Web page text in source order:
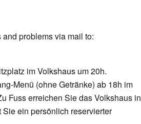
problems via mail to:
im Volkshaus um 20h.
Menü (ohne Getränke) ab 18h im
Fuss erreichen Sie das Volkshaus in
Sie ein persönlich reservierter